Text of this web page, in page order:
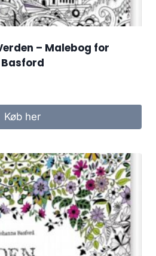
– Malebog for
Køb her